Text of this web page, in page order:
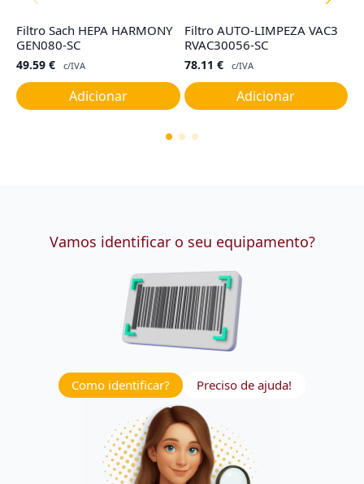
Filtro Sach HEPA HARMONY
GEN080-SC
49.59 € c/IVA
Adicionar
Filtro AUTO-LIMPEZA VAC3
RVAC30056-SC
78.11 € c/IVA
Adicionar
Vamos identificar o seu equipamento?
Como identificar? Preciso de ajuda!